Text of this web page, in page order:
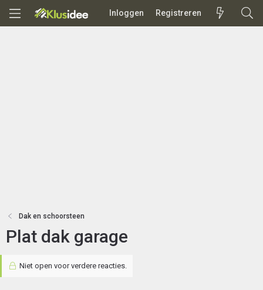
Inloggen Registreren
Dak en schoorsteen
Plat dak garage
Niet open voor verdere reacties.